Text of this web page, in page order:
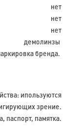
нет
нет
нет
демолинзы
бренда.
ипользуются
зрение.
паспорт, памятка.